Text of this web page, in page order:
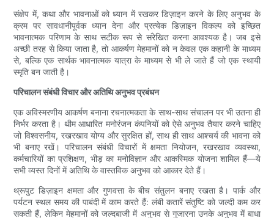
संक्षेप में, कथा और भावनाओं को ध्यान में रखकर डिज़ाइन करने के लिए अनुभव के
क्रम पर सावधानीपूर्वक ध्यान देना और प्रत्येक डिज़ाइन विकल्प को इच्छित
भावनात्मक परिणाम के साथ सटीक रूप से संरेखित करना आवश्यक है। जब इसे
अच्छी तरह से किया जाता है, तो आकर्षण मेहमानों को न केवल एक कहानी के माध्यम
से, बल्कि एक सार्थक भावनात्मक यात्रा के माध्यम से भी ले जाते हैं जो एक स्थायी
स्मृति बन जाती है।
परिचालन संबंधी विचार और अतिथि अनुभव प्रबंधन
एक अविस्मरणीय आकर्षण बनाना रचनात्मकता के साथ-साथ संचालन पर भी उतना ही
निर्भर करता है। थीम आधारित मनोरंजन कंपनियों को ऐसे अनुभव तैयार करने चाहिए
जो विश्वसनीय, रखरखाव योग्य और सुरक्षित हों, साथ ही साथ आश्चर्य की भावना को
भी बनाए रखें। परिचालन संबंधी विचारों में क्षमता नियोजन, रखरखाव व्यवस्था,
कर्मचारियों का प्रशिक्षण, भीड़ का मनोविज्ञान और आकस्मिक योजना शामिल हैं—ये
सभी व्यस्त दिनों में अतिथि के वास्तविक अनुभव को आकार देते हैं।
थ्रूपुट डिज़ाइन क्षमता और गुणवत्ता के बीच संतुलन बनाए रखता है। पार्क और
पर्यटन स्थल समय की पाबंदी में काम करते हैं: लंबी कतारें संतुष्टि को जल्दी कम कर
सकती हैं, लेकिन मेहमानों को जल्दबाजी में अनुभव से गुजारना उनके अनुभव में बाधा